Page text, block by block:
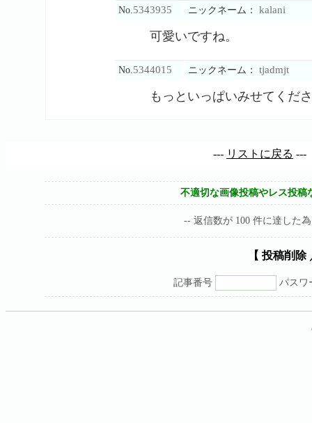
No. 5343935 ニックネーム： kalani
可愛いですね。
No. 5344015 ニックネーム： tjadmjt
もっといっぱいみせてくだ
--- リストに戻る
不適切な画像投稿やレス投稿
-- 返信数が 100 件に達した
【 投稿削
記事番号 パス